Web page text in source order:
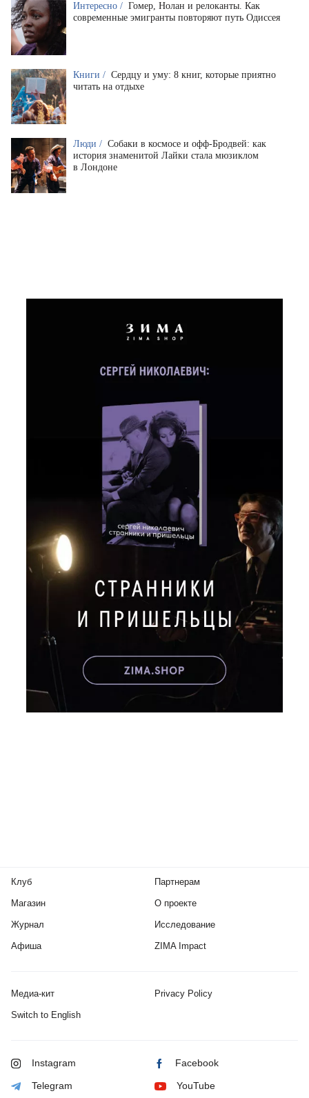
Интересно / Гомер, Нолан и релоканты. Как
современные эмигранты повторяют путь Одиссея
Книги / Сердцу и уму: 8 книг, которые приятно
читать на отдыхе
Люди / Собаки в космосе и офф-Бродвей: как
история знаменитой Лайки стала мюзиклом
в Лондоне
Клуб
Магазин
Журнал
Афиша
Партнерам
О проекте
Исследование
ZIMA Impact
Медиа-кит Privacy Policy
Switch to English
Instagram Facebook
Telegram YouTube